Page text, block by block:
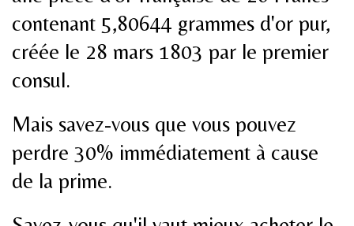
contenant 5,80644 grammes d'or pur,
créée le 28 mars 1803 par le premier
consul.
Mais savez-vous que vous pouvez
perdre 30% immédiatement à cause
de la prime.